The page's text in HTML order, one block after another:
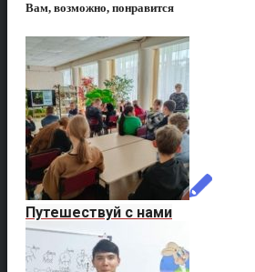
Вам, возможно, понравится
Путешествуй с нами